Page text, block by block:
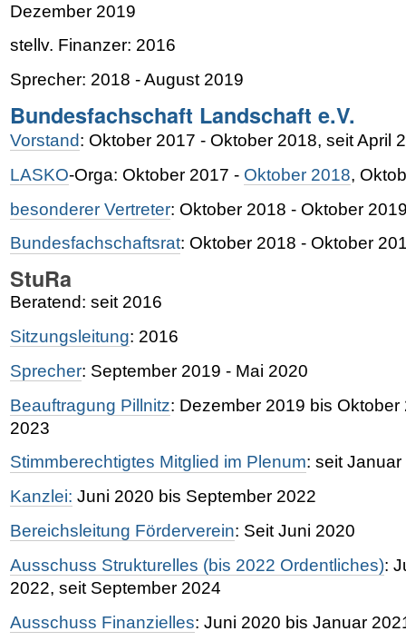
Dezember 2019
stellv. Finanzer: 2016
Sprecher: 2018 - August 2019
Bundesfachschaft Landschaft e.V.
Vorstand: Oktober 2017 - Oktober 2018, seit April
LASKO-Orga: Oktober 2017 - Oktober 2018,
besonderer Vertreter: Oktober 2018 - Oktober
Bundesfachschaftsrat: Oktober 2018 - Oktober
StuRa
Beratend: seit 2016
Sitzungsleitung: 2016
Sprecher: September 2019 - Mai 2020
Beauftragung Pillnitz: Dezember 2019 bis
2023
Stimmberechtigtes Mitglied im Plenum: seit
Kanzlei: Juni 2020 bis September 2022
Bereichsleitung Förderverein: Seit Juni 2020
Ausschuss Strukturelles (bis 2022 Ordentliches):
2022, seit September 2024
Ausschuss Finanzielles: Juni 2020 bis Januar